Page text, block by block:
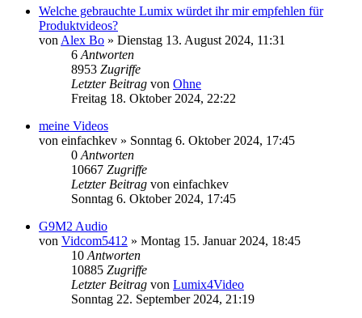
Welche gebrauchte Lumix würdet ihr mir empfehlen für
Produktvideos?
von Alex Bo » Dienstag 13. August 2024, 11:31
6 Antworten
8953 Zugriffe
Letzter Beitrag von Ohne
Freitag 18. Oktober 2024, 22:22
meine Videos
von einfachkev » Sonntag 6. Oktober 2024, 17:45
0 Antworten
10667 Zugriffe
Letzter Beitrag von einfachkev
Sonntag 6. Oktober 2024, 17:45
G9M2 Audio
von Vidcom5412 » Montag 15. Januar 2024, 18:45
10 Antworten
10885 Zugriffe
Letzter Beitrag von Lumix4Video
Sonntag 22. September 2024, 21:19